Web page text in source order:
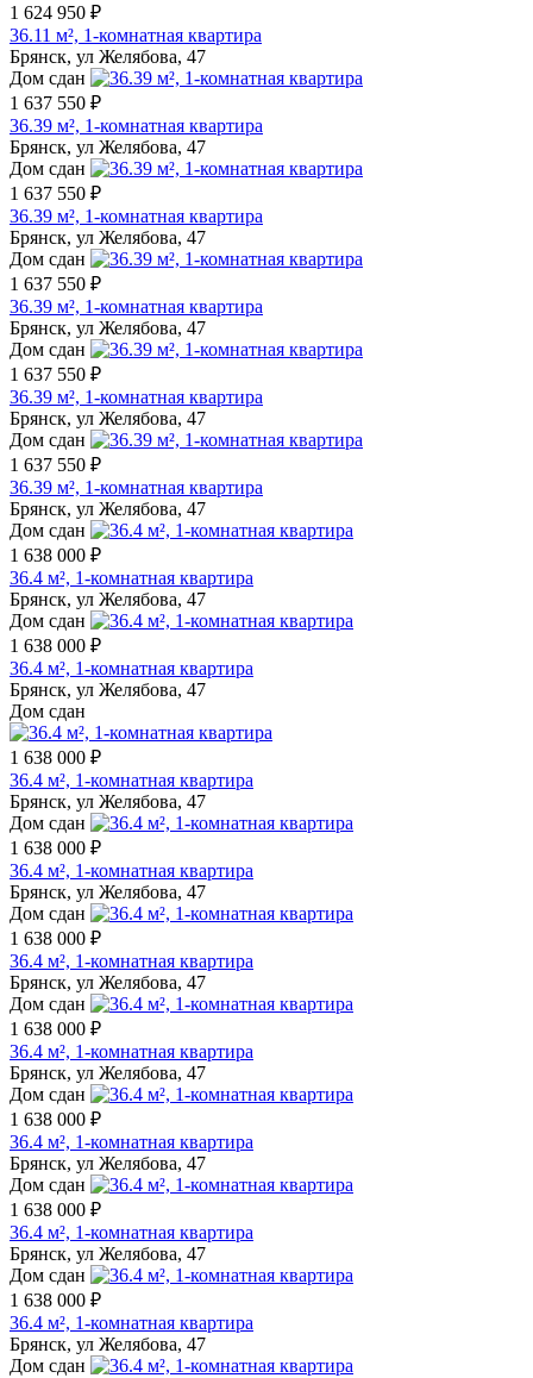
1 624 950 ₽
36.11 м², 1-комнатная квартира
Брянск, ул Желябова, 47
Дом сдан
1 637 550 ₽
36.39 м², 1-комнатная квартира
Брянск, ул Желябова, 47
Дом сдан
1 637 550 ₽
36.39 м², 1-комнатная квартира
Брянск, ул Желябова, 47
Дом сдан
1 637 550 ₽
36.39 м², 1-комнатная квартира
Брянск, ул Желябова, 47
Дом сдан
1 637 550 ₽
36.39 м², 1-комнатная квартира
Брянск, ул Желябова, 47
Дом сдан
1 637 550 ₽
36.39 м², 1-комнатная квартира
Брянск, ул Желябова, 47
Дом сдан
1 638 000 ₽
36.4 м², 1-комнатная квартира
Брянск, ул Желябова, 47
Дом сдан
1 638 000 ₽
36.4 м², 1-комнатная квартира
Брянск, ул Желябова, 47
Дом сдан
1 638 000 ₽
36.4 м², 1-комнатная квартира
Брянск, ул Желябова, 47
Дом сдан
1 638 000 ₽
36.4 м², 1-комнатная квартира
Брянск, ул Желябова, 47
Дом сдан
1 638 000 ₽
36.4 м², 1-комнатная квартира
Брянск, ул Желябова, 47
Дом сдан
1 638 000 ₽
36.4 м², 1-комнатная квартира
Брянск, ул Желябова, 47
Дом сдан
1 638 000 ₽
36.4 м², 1-комнатная квартира
Брянск, ул Желябова, 47
Дом сдан
1 638 000 ₽
36.4 м², 1-комнатная квартира
Брянск, ул Желябова, 47
Дом сдан
1 638 000 ₽
36.4 м², 1-комнатная квартира
Брянск, ул Желябова, 47
Дом сдан